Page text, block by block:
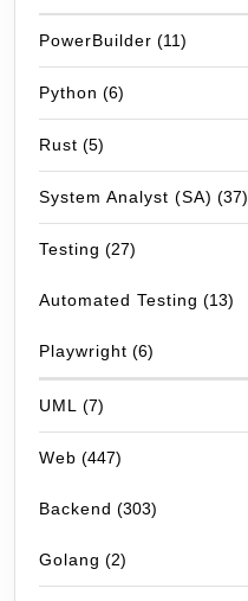
PowerBuilder (11)
Python (6)
Rust (5)
System Analyst (SA) (37)
Testing (27)
Automated Testing (13)
Playwright (6)
UML (7)
Web (447)
Backend (303)
Golang (2)